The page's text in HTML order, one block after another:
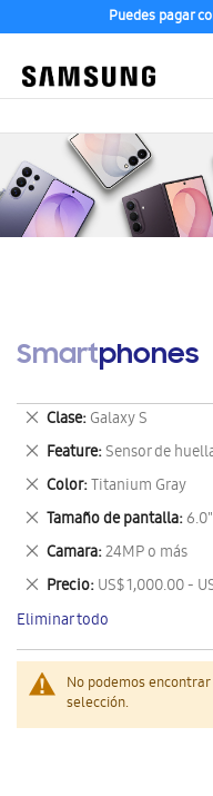
Puedes pagar
Smartphones
No podemos
selección.
Clase Galaxy S
Eliminar
este
artículo
Feature Sensor de
Eliminar
este
artículo
Color Titanium Gray
Eliminar
este
artículo
Tamaño de pantalla
Eliminar
este
artículo
Camara 24MP o más
Eliminar
este
artículo
Precio US$ 1,000.00 -
Eliminar
este
artículo
Eliminar todo